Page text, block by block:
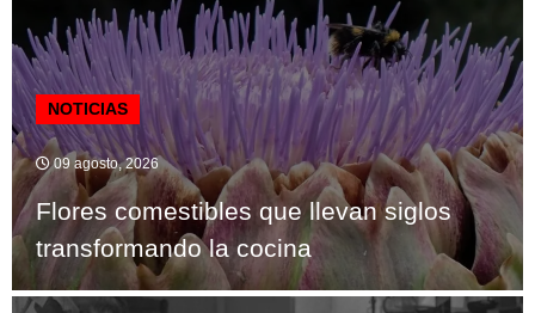
NOTICIAS
09 agosto, 2026
Flores comestibles que llevan siglos
transformando la cocina